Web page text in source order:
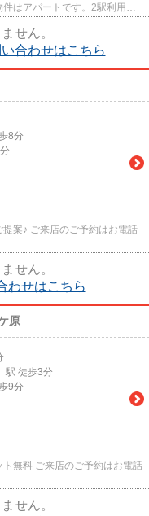
はアパートです。2駅利用可
せん。
合わせはこちら
8分
案♪ ご来店のご予約はお電話
せん。
わせはこちら
原
」駅 徒歩3分
9分
無料 ご来店のご予約はお電話
せん。